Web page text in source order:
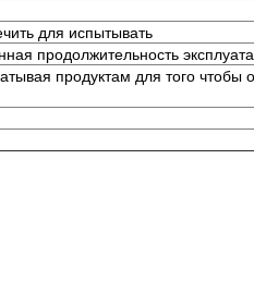
для испытывать
продолжительность
продуктам для того чтобы